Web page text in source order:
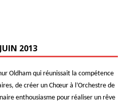
2013
Oldham qui réunissait la compétence
de créer un Chœur à l’Orchestre de
enthousiasme pour réaliser un rêve